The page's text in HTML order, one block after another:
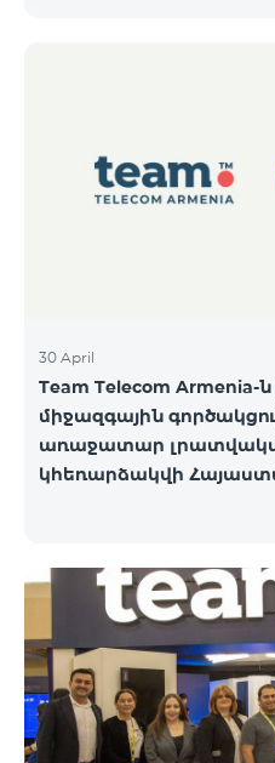
30 April
Team Telecom Armenia-ն
միջազգային
առաջատար
կհեռարձակվի